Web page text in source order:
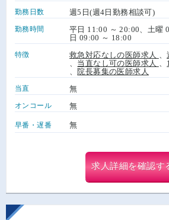
勤務日数 週5日(週4日勤務相談可)
勤務時間
平日 11:00 ～ 20:00、土曜
日 09:00 ～ 18:00
特徴 救急対応なしの医師求人 、
当直なし可の医師求人
院長募集の医師求人
当直 無
オンコール 無
早番・遅番 無
求人詳細を確認す